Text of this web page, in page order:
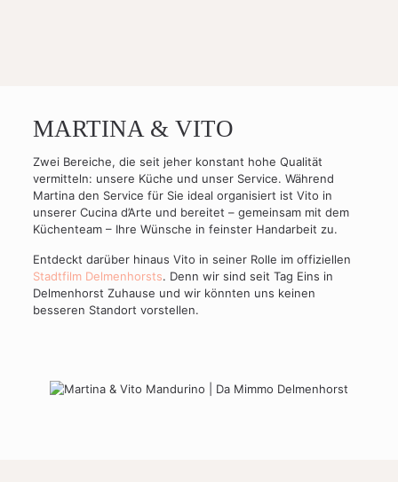
MARTINA & VITO
Zwei Bereiche, die seit jeher konstant hohe Qualität
vermitteln: unsere Küche und unser Service. Während
Martina den Service für Sie ideal organisiert ist Vito in
unserer Cucina d’Arte und bereitet – gemeinsam mit dem
Küchenteam – Ihre Wünsche in feinster Handarbeit zu.
Entdeckt darüber hinaus Vito in seiner Rolle im offiziellen
Stadtfilm Delmenhorsts. Denn wir sind seit Tag Eins in
Delmenhorst Zuhause und wir könnten uns keinen
besseren Standort vorstellen.